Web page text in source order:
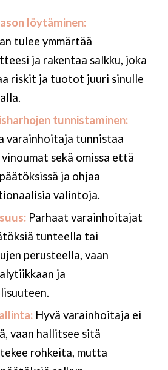
löytäminen:
tulee ymmärtää
ja rakentaa salkku, joka
riskit ja tuotot juuri sinulle
tunnistaminen:
varainhoitaja tunnistaa
sekä omissa että
ja ohjaa
valintoja.
Parhaat varainhoitajat
tunteella tai
perusteella, vaan
ja
Hyvä varainhoitaja ei
vaan hallitsee sitä
rohkeita, mutta